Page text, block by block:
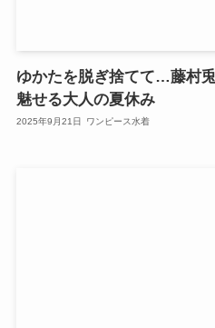
ゆかたを脱ぎ捨てて…藤村
魅せる大人の夏休み
2025年9月21日 ワンピース水着